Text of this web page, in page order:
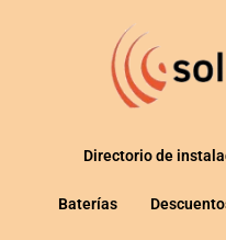
Directorio de
Baterías